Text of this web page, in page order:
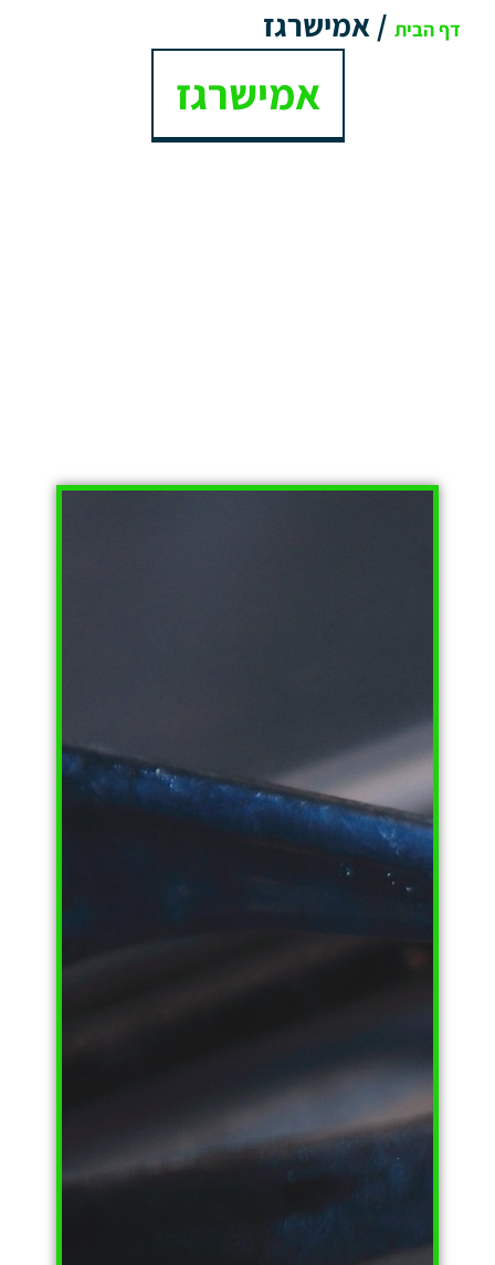
דף הבית /אמישרגז
אמישרגז